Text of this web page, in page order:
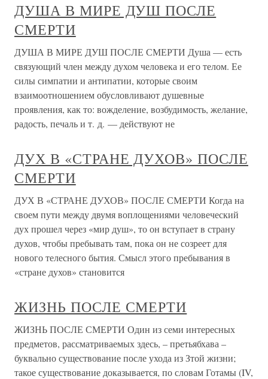
ДУША В МИРЕ ДУШ ПОСЛЕ
СМЕРТИ
ДУША В МИРЕ ДУШ ПОСЛЕ СМЕРТИ Душа — есть
связующий член между духом человека и его телом. Ее
силы симпатии и антипатии, которые своим
взаимоотношением обусловливают душевные
проявления, как то: вожделение, возбудимость, желание,
радость, печаль и т. д. — действуют не
ДУХ В «СТРАНЕ ДУХОВ» ПОСЛЕ
СМЕРТИ
ДУХ В «СТРАНЕ ДУХОВ» ПОСЛЕ СМЕРТИ Когда на
своем пути между двумя воплощениями человеческий
дух прошел через «мир душ», то он вступает в страну
духов, чтобы пребывать там, пока он не созреет для
нового телесного бытия. Смысл этого пребывания в
«стране духов» становится
ЖИЗНЬ ПОСЛЕ СМЕРТИ
ЖИЗНЬ ПОСЛЕ СМЕРТИ Один из семи интересных
предметов, рассматриваемых здесь, – претьябхава –
буквально существование после ухода из Зтой жизни;
такое существование доказывается, по словам Готамы (IV,